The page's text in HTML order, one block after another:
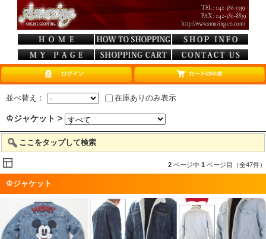
並べ替え： 在庫ありのみ表示
♔ジャケット >
ここをタップして検索
2 ページ中 1 ページ目（全47件）
♔ジャケット